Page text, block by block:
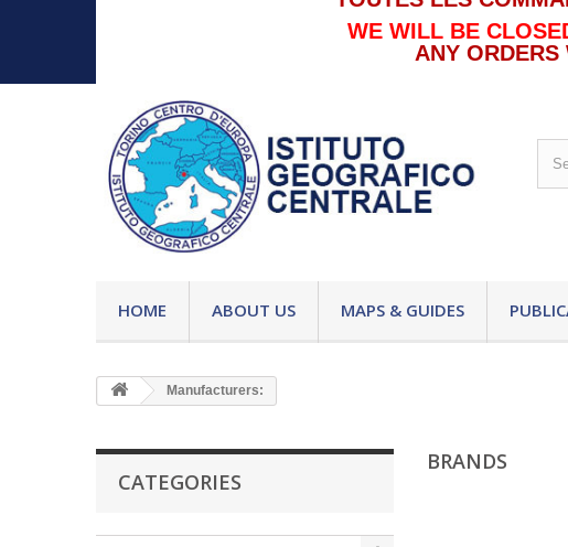
WE WILL BE
ANY
HOME ABOUT US MAPS & GUIDES
Manufacturers:
CATEGORIES
BRANDS